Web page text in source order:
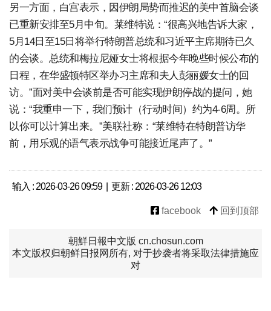
另一方面，白宫表示，因伊朗局势而推迟的美中首脑会谈
已重新安排至5月中旬。莱维特说：“很高兴地告诉大家，
5月14日至15日将举行特朗普总统和习近平主席期待已久
的会谈。总统和梅拉尼娅女士将根据今年晚些时候公布的
日程，在华盛顿特区举办习主席和夫人彭丽媛女士的回
访。”面对美中会谈前是否可能实现伊朗停战的提问，她
说：“我重申一下，我们预计（行动时间）约为4-6周。所
以你可以计算出来。”美联社称：“莱维特在特朗普访华
前，用乐观的语气表示战争可能接近尾声了。”
输入 : 2026-03-26 09:59 | 更新 : 2026-03-26 12:03
facebook 回到顶部
朝鮮日報中文版 cn.chosun.com
本文版权归朝鲜日报网所有, 对于抄袭者将采取法律措施应
对